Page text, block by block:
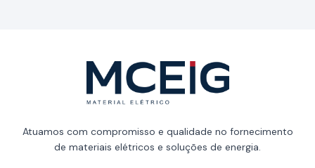
Atuamos com compromisso e qualidade no fornecimento
de materiais elétricos e soluções de energia.